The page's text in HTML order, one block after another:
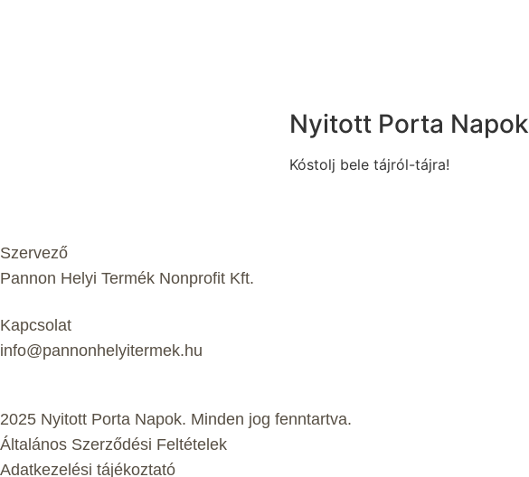
Nyitott Porta Napok
Kóstolj bele tájról-tájra!
Szervező
Pannon Helyi Termék Nonprofit Kft.
Kapcsolat
info@pannonhelyitermek.hu
2025 Nyitott Porta Napok. Minden jog fenntartva.
Általános Szerződési Feltételek
Adatkezelési tájékoztató